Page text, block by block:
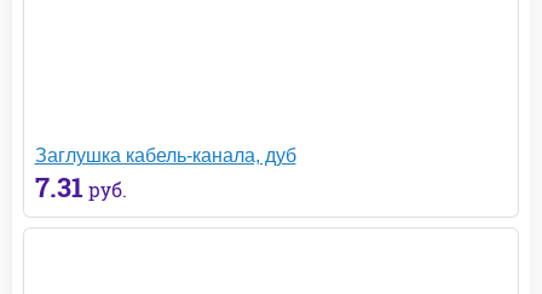
Заглушка кабель-канала, дуб
7.31 руб.